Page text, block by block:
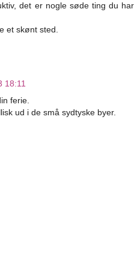
det er nogle søde ting du har
et skønt sted.
18:11
ferie.
ud i de små sydtyske byer.